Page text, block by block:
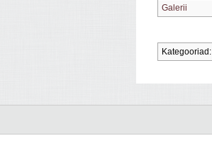
Galerii
Kategooriad: